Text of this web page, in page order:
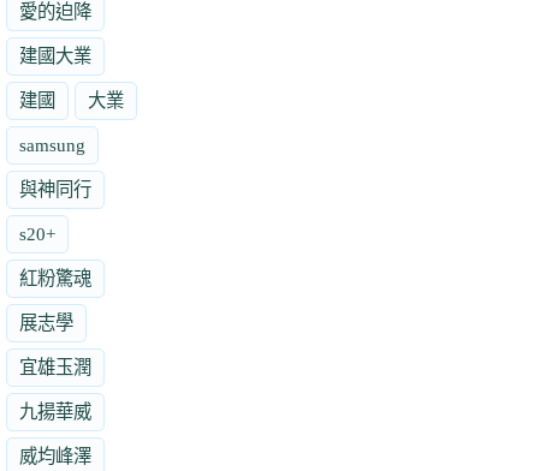
愛的迫降
建國大業
建國 大業
samsung
與神同行
s20+
紅粉驚魂
展志學
宜雄玉潤
九揚華威
威均峰澤